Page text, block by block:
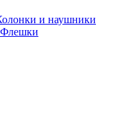
и наушники
Флешки